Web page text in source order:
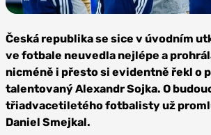
Viktoria
Plzeň
Česká republika se sice v úvodním
ve fotbale neuvedla nejlépe a
nicméně i přesto si evidentně řekl o
talentovaný Alexandr Sojka. O
třiadvacetiletého fotbalisty už
Daniel Smejkal.